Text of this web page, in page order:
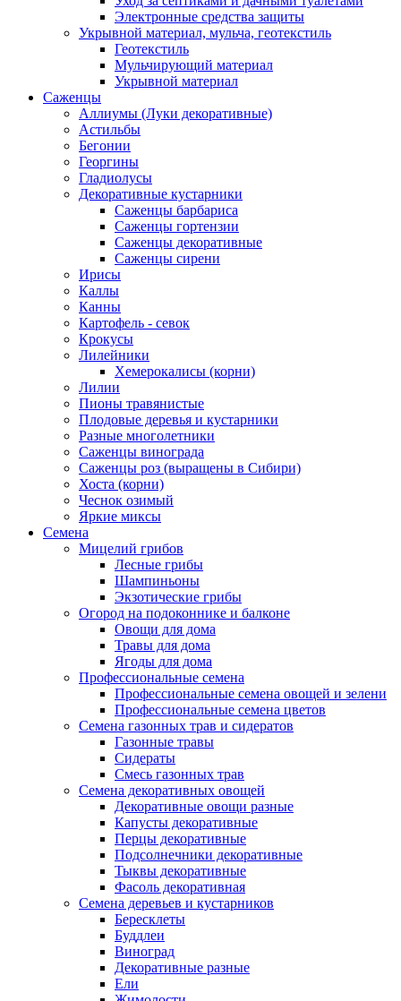
Электронные средства защиты
Укрывной материал, мульча, геотекстиль
Геотекстиль
Мульчирующий материал
Укрывной материал
Саженцы
Аллиумы (Луки декоративные)
Астильбы
Бегонии
Георгины
Гладиолусы
Декоративные кустарники
Саженцы барбариса
Саженцы гортензии
Саженцы декоративные
Саженцы сирени
Ирисы
Каллы
Канны
Картофель - севок
Крокусы
Лилейники
Хемерокалисы (корни)
Лилии
Пионы травянистые
Плодовые деревья и кустарники
Разные многолетники
Саженцы винограда
Саженцы роз (выращены в Сибири)
Хоста (корни)
Чеснок озимый
Яркие миксы
Семена
Мицелий грибов
Лесные грибы
Шампиньоны
Экзотические грибы
Огород на подоконнике и балконе
Овощи для дома
Травы для дома
Ягоды для дома
Профессиональные семена
Профессиональные семена овощей и зелени
Профессиональные семена цветов
Семена газонных трав и сидератов
Газонные травы
Сидераты
Смесь газонных трав
Семена декоративных овощей
Декоративные овощи разные
Капусты декоративные
Перцы декоративные
Подсолнечники декоративные
Тыквы декоративные
Фасоль декоративная
Семена деревьев и кустарников
Бересклеты
Буддлеи
Виноград
Декоративные разные
Ели